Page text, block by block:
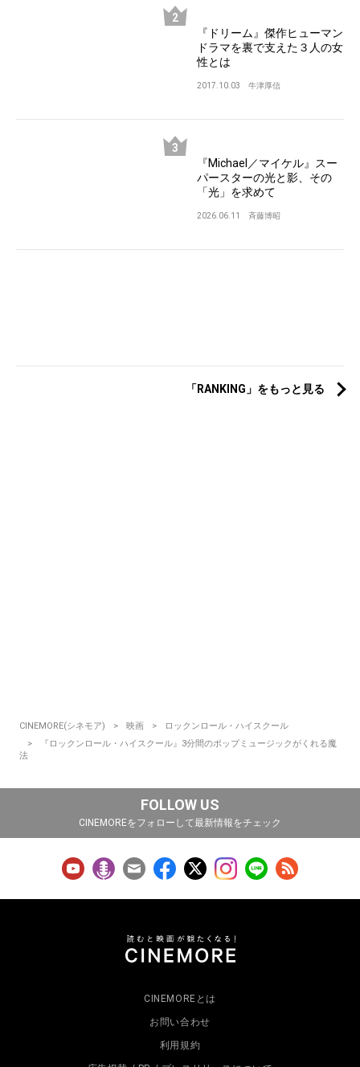
『ドリーム』傑作ヒューマン
ドラマを裏で支えた３人の女
性とは
2017.10.03 牛津厚信
『Michael／マイケル』スー
パースターの光と影、その
「光」を求めて
2026.06.11 斉藤博昭
「RANKING」をもっと見る
CINEMORE(シネモア) 映画
ロックンロール・ハイスクール
『ロックンロール・ハイスクール』3分間のポップミュージックがくれる魔
法
FOLLOW US
CINEMOREをフォローして最新情報をチェック
CINEMOREとは
お問い合わせ
利用規約